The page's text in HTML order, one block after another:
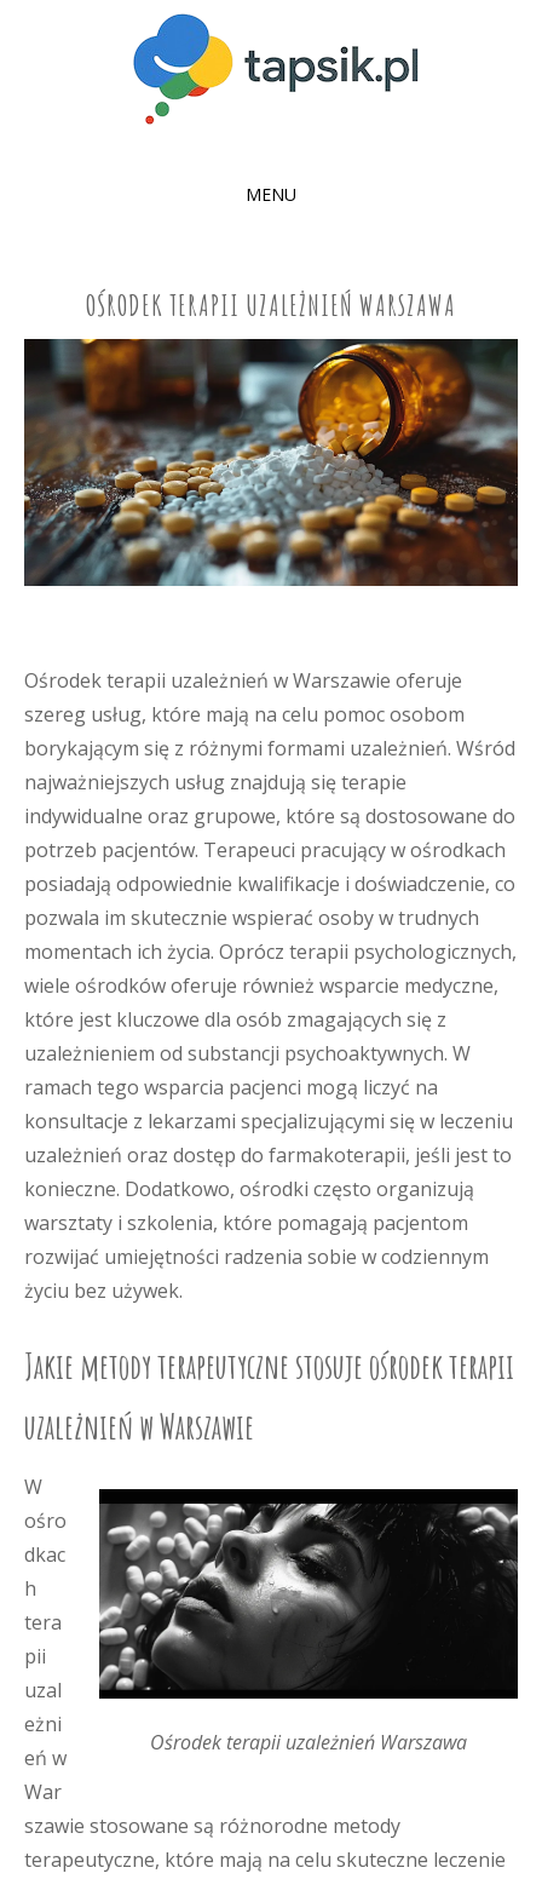
MENU
CONTENTOŚRODEK TERAPII UZALEŻNIEŃ WARSZAWA
Ośrodek terapii uzależnień w Warszawie oferuje
szereg usług, które mają na celu pomoc osobom
borykającym się z różnymi formami uzależnień. Wśród
najważniejszych usług znajdują się terapie
indywidualne oraz grupowe, które są dostosowane do
potrzeb pacjentów. Terapeuci pracujący w ośrodkach
posiadają odpowiednie kwalifikacje i doświadczenie, co
pozwala im skutecznie wspierać osoby w trudnych
momentach ich życia. Oprócz terapii psychologicznych,
wiele ośrodków oferuje również wsparcie medyczne,
które jest kluczowe dla osób zmagających się z
uzależnieniem od substancji psychoaktywnych. W
ramach tego wsparcia pacjenci mogą liczyć na
konsultacje z lekarzami specjalizującymi się w leczeniu
uzależnień oraz dostęp do farmakoterapii, jeśli jest to
konieczne. Dodatkowo, ośrodki często organizują
warsztaty i szkolenia, które pomagają pacjentom
rozwijać umiejętności radzenia sobie w codziennym
życiu bez używek.
Jakie metody terapeutyczne stosuje ośrodek terapii
uzależnień w Warszawie
Ośrodek terapii uzależnień Warszawa
W
ośro
dkac
h
tera
pii
uzal
eżni
eń w
War
szawie stosowane są różnorodne metody
terapeutyczne, które mają na celu skuteczne leczenie